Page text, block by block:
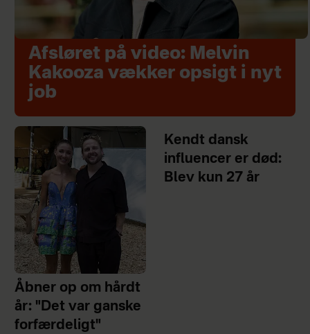
Afsløret på video: Melvin
Kakooza vækker opsigt i nyt
job
Åbner op om hårdt
år: "Det var ganske
forfærdeligt"
Kendt dansk
influencer er død:
Blev kun 27 år